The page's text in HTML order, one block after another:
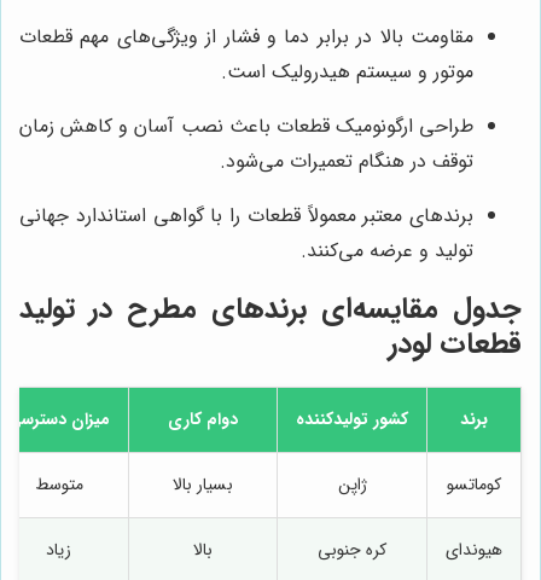
مقاومت بالا در برابر دما و فشار از ویژگی‌های مهم قطعات
موتور و سیستم هیدرولیک است.
طراحی ارگونومیک قطعات باعث نصب آسان و کاهش زمان
توقف در هنگام تعمیرات می‌شود.
برندهای معتبر معمولاً قطعات را با گواهی استاندارد جهانی
تولید و عرضه می‌کنند.
جدول مقایسه‌ای برندهای مطرح در تولید
قطعات لودر
برند کشور تولیدکننده دوام کاری میزان دسترسی
کوماتسو ژاپن بسیار بالا متوسط
هیوندای کره جنوبی بالا زیاد